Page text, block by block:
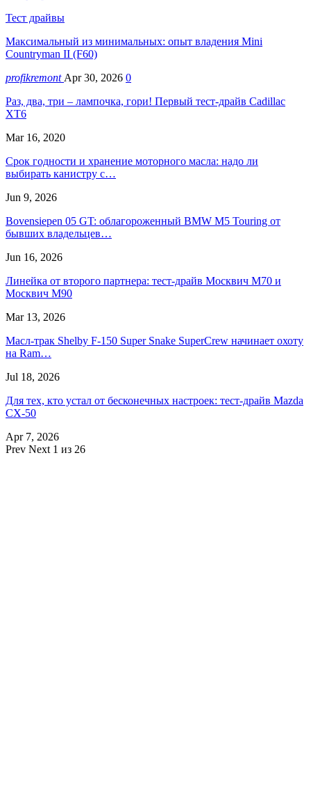
Тест драйвы
Максимальный из минимальных: опыт владения Mini
Countryman II (F60)
profikremont Apr 30, 2026 0
Раз, два, три – лампочка, гори! Первый тест-драйв Cadillac
XT6
Mar 16, 2020
Срок годности и хранение моторного масла: надо ли
выбирать канистру с…
Jun 9, 2026
Bovensiepen 05 GT: облагороженный BMW M5 Touring от
бывших владельцев…
Jun 16, 2026
Линейка от второго партнера: тест-драйв Москвич М70 и
Москвич М90
Mar 13, 2026
Масл-трак Shelby F-150 Super Snake SuperCrew начинает охоту
на Ram…
Jul 18, 2026
Для тех, кто устал от бесконечных настроек: тест-драйв Mazda
CX-50
Apr 7, 2026
Prev Next 1 из 26